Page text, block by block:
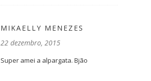
MIKAELLY MENEZES
22 dezembro, 2015
Super amei a alpargata. Bjão